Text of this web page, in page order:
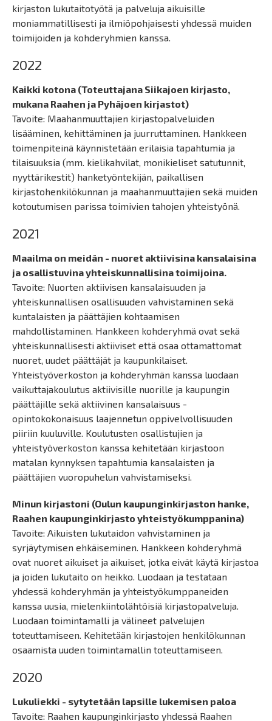
kirjaston lukutaitotyötä ja palveluja aikuisille
moniammatillisesti ja ilmiöpohjaisesti yhdessä muiden
toimijoiden ja kohderyhmien kanssa.
2022
Kaikki kotona (Toteuttajana Siikajoen kirjasto,
mukana Raahen ja Pyhäjoen kirjastot)
Tavoite: Maahanmuuttajien kirjastopalveluiden
lisääminen, kehittäminen ja juurruttaminen. Hankkeen
toimenpiteinä käynnistetään erilaisia tapahtumia ja
tilaisuuksia (mm. kielikahvilat, monikieliset satutunnit,
nyyttärikestit) hanketyöntekijän, paikallisen
kirjastohenkilökunnan ja maahanmuuttajien sekä muiden
kotoutumisen parissa toimivien tahojen yhteistyönä.
2021
Maailma on meidän - nuoret aktiivisina kansalaisina
ja osallistuvina yhteiskunnallisina toimijoina.
Tavoite: Nuorten aktiivisen kansalaisuuden ja
yhteiskunnallisen osallisuuden vahvistaminen sekä
kuntalaisten ja päättäjien kohtaamisen
mahdollistaminen. Hankkeen kohderyhmä ovat sekä
yhteiskunnallisesti aktiiviset että osaa ottamattomat
nuoret, uudet päättäjät ja kaupunkilaiset.
Yhteistyöverkoston ja kohderyhmän kanssa luodaan
vaikuttajakoulutus aktiivisille nuorille ja kaupungin
päättäjille sekä aktiivinen kansalaisuus -
opintokokonaisuus laajennetun oppivelvollisuuden
piiriin kuuluville. Koulutusten osallistujien ja
yhteistyöverkoston kanssa kehitetään kirjastoon
matalan kynnyksen tapahtumia kansalaisten ja
päättäjien vuoropuhelun vahvistamiseksi.
Minun kirjastoni (Oulun kaupunginkirjaston hanke,
Raahen kaupunginkirjasto yhteistyökumppanina)
Tavoite: Aikuisten lukutaidon vahvistaminen ja
syrjäytymisen ehkäiseminen. Hankkeen kohderyhmä
ovat nuoret aikuiset ja aikuiset, jotka eivät käytä kirjastoa
ja joiden lukutaito on heikko. Luodaan ja testataan
yhdessä kohderyhmän ja yhteistyökumppaneiden
kanssa uusia, mielenkiintolähtöisiä kirjastopalveluja.
Luodaan toimintamalli ja välineet palvelujen
toteuttamiseen. Kehitetään kirjastojen henkilökunnan
osaamista uuden toimintamallin toteuttamiseen.
2020
Lukuliekki - sytytetään lapsille lukemisen paloa
Tavoite: Raahen kaupunginkirjasto yhdessä Raahen